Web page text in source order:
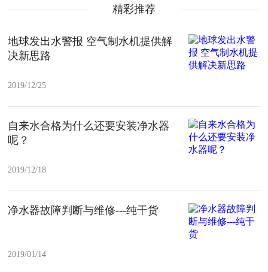
精彩推荐
地球发出水警报 空气制水机提供解
决新思路
2019/12/25
自来水合格为什么还要安装净水器
呢？
2019/12/18
净水器故障判断与维修---纯干货
2019/01/14